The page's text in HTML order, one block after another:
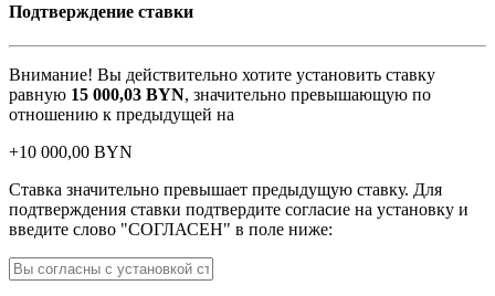
Подтверждение ставки
Внимание! Вы действительно хотите установить ставку
равную 15 000,03 BYN, значительно превышающую по
отношению к предыдущей на
+10 000,00 BYN
Ставка значительно превышает предыдущую ставку. Для
подтверждения ставки подтвердите согласие на установку и
введите слово "СОГЛАСЕН" в поле ниже: